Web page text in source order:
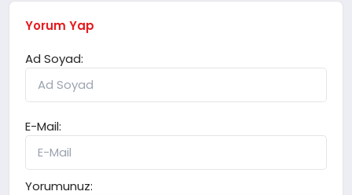
Yorum Yap
Ad Soyad:
E-Mail:
Yorumunuz: